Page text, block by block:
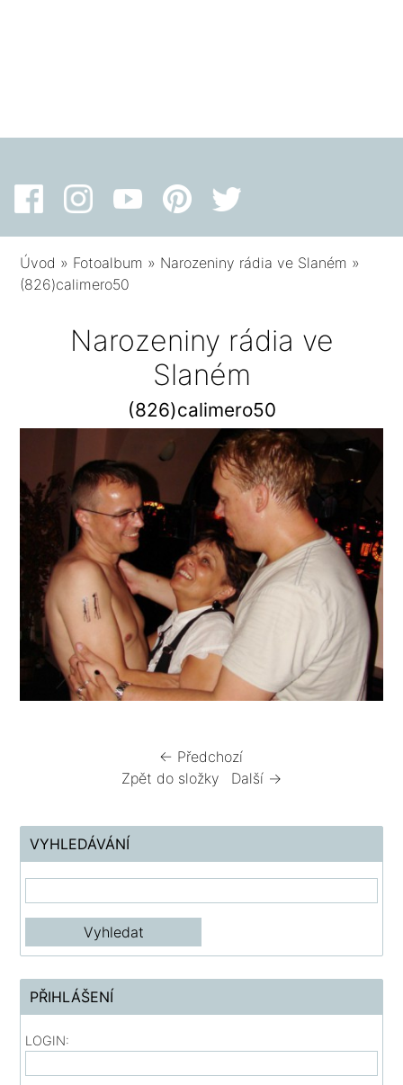
Úvod » Fotoalbum » Narozeniny rádia ve Slaném »
(826)calimero50
Narozeniny rádia ve
Slaném
(826)calimero50
← Předchozí
Zpět do složky
Další →
VYHLEDÁVÁNÍ
PŘIHLÁŠENÍ
LOGIN: